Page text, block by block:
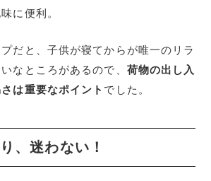
に便利。
だと、子供が寝てからが唯一のリラ
なところがあるので、 荷物の出し入
は重要なポイント でした。
、迷わない！